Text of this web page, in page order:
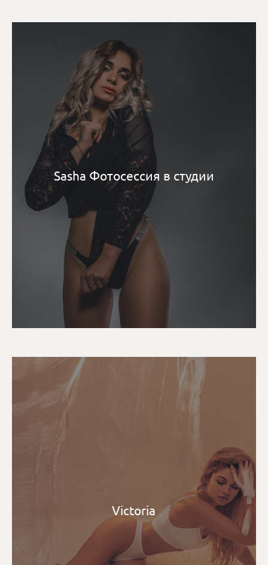
Sasha Фотосессия в студии
Victoria